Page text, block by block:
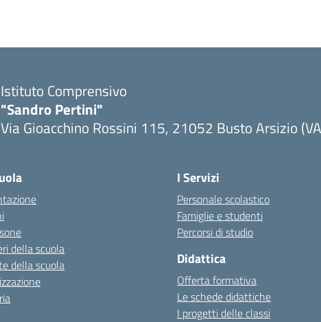
Istituto Comprensivo
"Sandro Pertini"
Via Gioacchino Rossini 115, 21052 Busto Arsizio
della scuola
della scuola
I Servizi
Personale scolastico
Famiglie e studenti
Percorsi di studio
Didattica
Offerta formativa
Le schede didattiche
I progetti delle classi